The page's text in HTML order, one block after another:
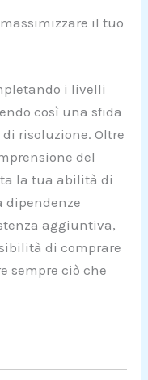
il tuo
i livelli
così una sfida
risoluzione. Oltre
del
la tua abilità di
dipendenze
aggiuntiva,
di comprare
sempre ciò che